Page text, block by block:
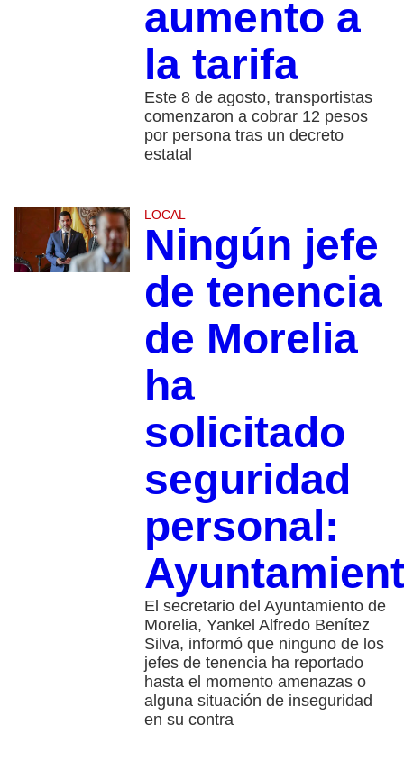
aumento a
la tarifa
Este 8 de agosto, transportistas
comenzaron a cobrar 12 pesos
por persona tras un decreto
estatal
LOCAL
Ningún jefe
de tenencia
de Morelia
ha
solicitado
seguridad
personal:
El secretario del Ayuntamiento de
Morelia, Yankel Alfredo Benítez
Silva, informó que ninguno de los
jefes de tenencia ha reportado
hasta el momento amenazas o
alguna situación de inseguridad
en su contra